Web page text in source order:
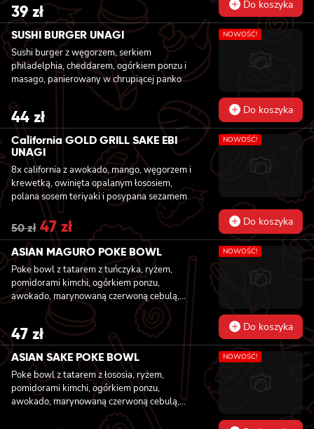
39zł Do koszyka
SUSHI BURGER UNAGI
Sushi burger z węgorzem, serkiem
philadelphia, cheddarem, ogórkiem ponzu i
masago, panierowany w chrupiącej panko
NOWOŚĆ!
44 zł Do koszyka
California GOLD GRILL SAKE EBI
UNAGI
8x california z awokado, mango, węgorzem i
krewetką, owinięta opalanym łososiem,
polana sosem teriyaki i posypana sezamem
NOWOŚĆ!
50zł Original
price
was:
50 zł.
47 zł Current
price
is:
47 zł.
Do koszyka
ASIAN MAGURO POKE BOWL
Poke bowl z tatarem z tuńczyka, ryżem,
pomidorami kimchi, ogórkiem ponzu,
awokado, marynowaną czerwoną cebulą,
fasolką edamame, grzybami mun z sezamem,
kolendrą i orzechami nerkowca
NOWOŚĆ!
47 zł Do koszyka
ASIAN SAKE POKE BOWL
Poke bowl z tatarem z łososia, ryżem,
pomidorami kimchi, ogórkiem ponzu,
awokado, marynowaną czerwoną cebulą,
fasolką edamame, grzybami mun z sezamem,
NOWOŚĆ!